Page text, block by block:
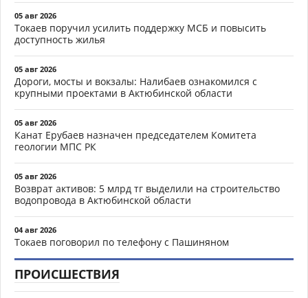
05 авг 2026
Токаев поручил усилить поддержку МСБ и повысить
доступность жилья
05 авг 2026
Дороги, мосты и вокзалы: Налибаев ознакомился с
крупными проектами в Актюбинской области
05 авг 2026
Канат Ерубаев назначен председателем Комитета
геологии МПС РК
05 авг 2026
Возврат активов: 5 млрд тг выделили на строительство
водопровода в Актюбинской области
04 авг 2026
Токаев поговорил по телефону с Пашиняном
ПРОИСШЕСТВИЯ